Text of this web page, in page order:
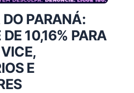
PARANÁ:
10,16% PARA
E